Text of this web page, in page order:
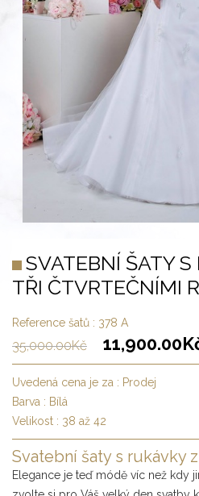
SVATEBNÍ ŠATY
TŘI ČTVRTEČNÍMI
Reference šatů : 378 A
35,000.00Kč 11,900.00
Uvedená cena je za : Prodej
Barva : Bílá
Velikost : 38 až 42
Svatební šaty s rukávky
Elegance je teď módě víc než kdy